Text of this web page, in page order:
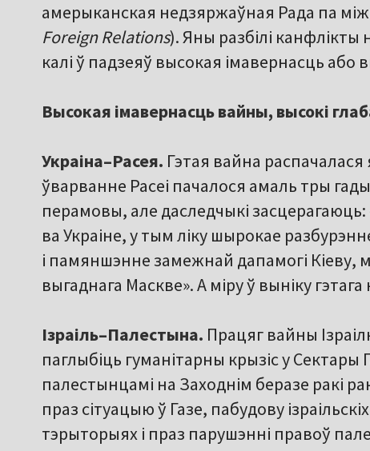
амерыканская недзяржаўная Рада па
Foreign Relations). Яны разбілі
калі ў падзеяў высокая імавернасць або
Высокая імавернасць вайны, высокі
Украіна–Расея. Гэтая вайна
ўварванне Расеі пачалося амаль тры
перамовы, але даследчыкі
ва Украіне, у тым ліку шырокае
і памяншэнне замежнай дапамогі Кіеву,
выгаднага Маскве». А міру ў выніку
Ізраіль–Палестына. Працяг вайны
паглыбіць гуманітарны крызіс у Сектары
палестынцамі на Заходнім беразе ракі
праз сітуацыю ў Газе, пабудову
тэрыторыях і праз парушэнні правоў